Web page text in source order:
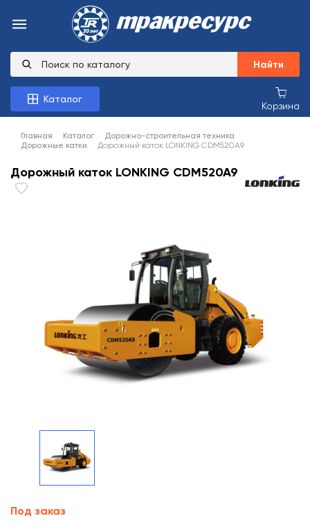
Найти
Каталог
Корзина
Главная Каталог
Дорожно-строительная техника
Дорожные катки
Дорожный каток LONKING CDM520A9
Дорожный каток LONKING CDM520A9
Под заказ